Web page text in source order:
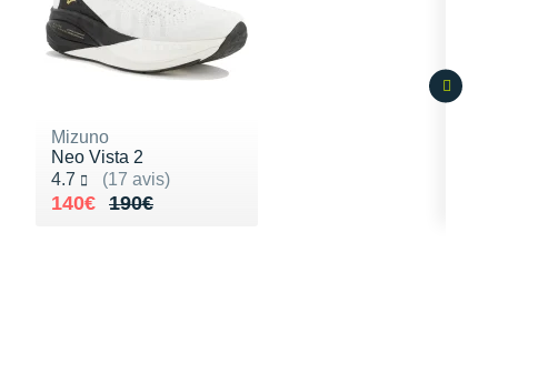
Mizuno
Neo Vista 2
4.7
(17 avis)
Noté 4.7 sur 5
190€
Au lieu de 190€
140€
Vendu 140€